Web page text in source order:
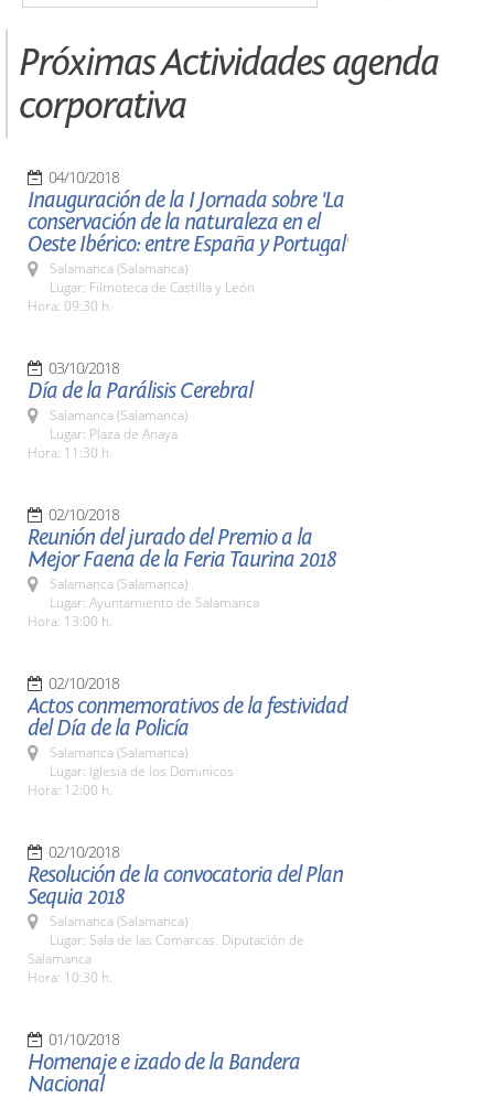
Próximas Actividades agenda
corporativa
04/10/2018
Inauguración de la I Jornada sobre 'La
conservación de la naturaleza en el
Oeste Ibérico: entre España y Portugal'
Salamanca (Salamanca)
Lugar: Filmoteca de Castilla y León
Hora: 09:30 h.
03/10/2018
Día de la Parálisis Cerebral
Salamanca (Salamanca)
Lugar: Plaza de Anaya
Hora: 11:30 h.
02/10/2018
Reunión del jurado del Premio a la
Mejor Faena de la Feria Taurina 2018
Salamanca (Salamanca)
Lugar: Ayuntamiento de Salamanca
Hora: 13:00 h.
02/10/2018
Actos conmemorativos de la festividad
del Día de la Policía
Salamanca (Salamanca)
Lugar: Iglesia de los Dominicos
Hora: 12:00 h.
02/10/2018
Resolución de la convocatoria del Plan
Sequia 2018
Salamanca (Salamanca)
Lugar: Sala de las Comarcas. Diputación de
Salamanca
Hora: 10:30 h.
01/10/2018
Homenaje e izado de la Bandera
Nacional